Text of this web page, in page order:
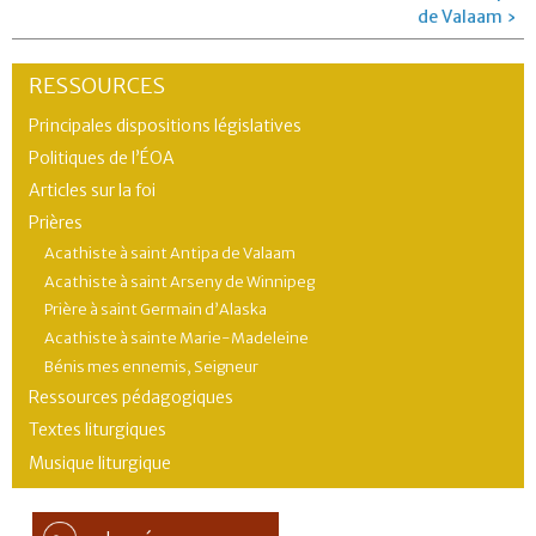
de Valaam ›
RESSOURCES
Principales dispositions législatives
Politiques de l’ÉOA
Articles sur la foi
Prières
Acathiste à saint Antipa de Valaam
Acathiste à saint Arseny de Winnipeg
Prière à saint Germain d’Alaska
Acathiste à sainte Marie-Madeleine
Bénis mes ennemis, Seigneur
Ressources pédagogiques
Textes liturgiques
Musique liturgique